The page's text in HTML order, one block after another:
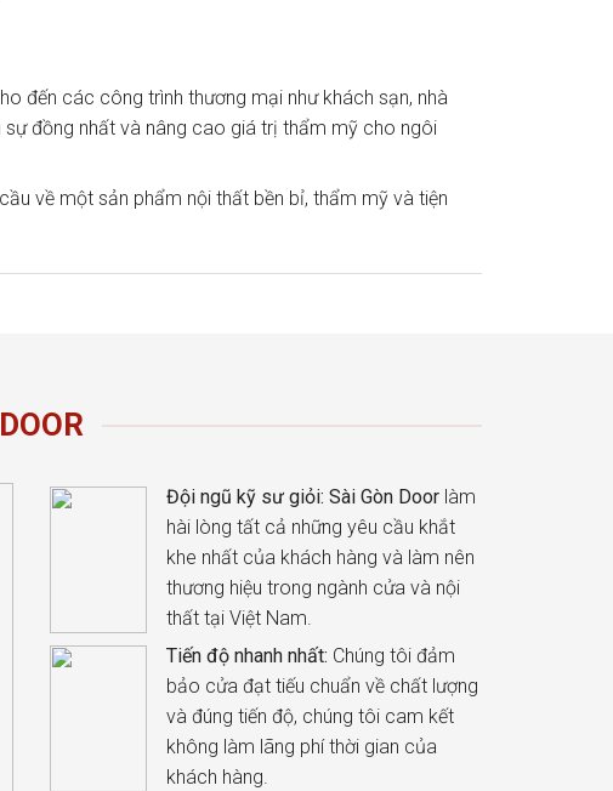
đến các công trình thương mại như khách sạn, nhà
đồng nhất và nâng cao giá trị thẩm mỹ cho ngôi
về một sản phẩm nội thất bền bỉ, thẩm mỹ và tiện
Đội ngũ kỹ sư giỏi: Sài Gòn Doorlàm
hài lòng tất cả những yêu cầu khắt
khe nhất của khách hàng và làm nên
thương hiệu trong ngành cửa và nội
thất tại Việt Nam.
Tiến độ nhanh nhất: Chúng tôi đảm
bảo cửa đạt tiếu chuẩn về chất lượng
và đúng tiến độ, chúng tôi cam kết
không làm lãng phí thời gian của
khách hàng.